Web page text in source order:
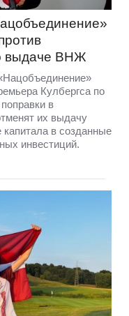
выдаче ВНЖ
Кулбергса по
в
их выдачу
в созданные
инвестиций.